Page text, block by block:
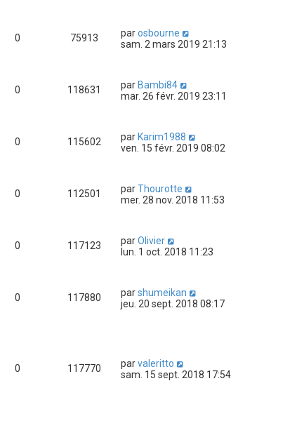
0 75913 parosbourne
sam. 2 mars 2019 21:13
0 118631 par Bambi84
mar. 26 févr. 2019 23:11
0 115602 par Karim1988
ven. 15 févr. 2019 08:02
0 112501 parThourotte
mer. 28 nov. 2018 11:53
0 117123 parOlivier
lun. 1 oct. 2018 11:23
0 117880 parshumeikan
jeu. 20 sept. 2018 08:17
0 117770 parvaleritto
sam. 15 sept. 2018 17:54